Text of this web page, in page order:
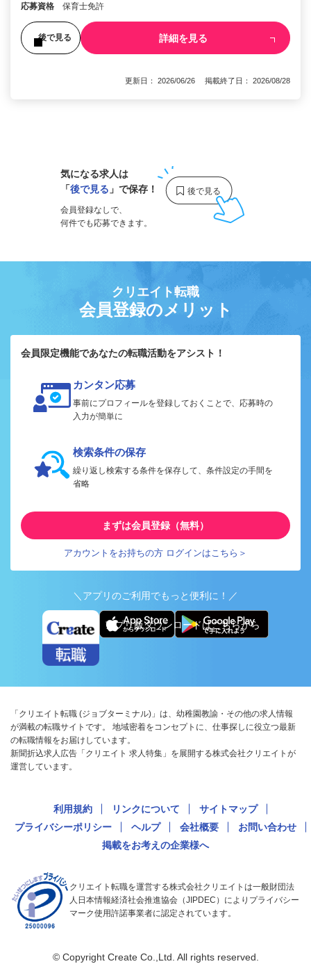
応募資格 保育士免許
後で見る 詳細を見る
更新日： 2026/06/26 掲載終了日： 2026/08/28
気になる求人は
「後で見る 」で保存！
会員登録なしで、
何件でも応募できます。
クリエイト転職
会員登録のメリット
会員限定機能であなたの転職活動をアシスト！
カンタン応募
事前にプロフィールを登録しておくことで、応募時の
入力が簡単に
検索条件の保存
繰り返し検索する条件を保存して、条件設定の手間を
省略
まずは会員登録（無料）
アカウントをお持ちの方 ログインはこちら＞
＼アプリのご利用でもっと便利に！／
アプリ版ダウンロードはこちらから
「クリエイト転職 (ジョブターミナル)」は、幼稚園教諭・その他の求人情報
が満載の転職サイトです。 地域密着をコンセプトに、仕事探しに役立つ最新
の転職情報をお届けしています。
新聞折込求人広告「クリエイト 求人特集」を展開する株式会社クリエイトが
運営しています。
利用規約 リンクについて
サイトマップ
プライバシーポリシー
ヘルプ 会社概要
お問い合わせ
掲載をお考えの企業様へ
クリエイト転職を運営する株式会社クリエイトは一般財団法
人日本情報経済社会推進協会（JIPDEC）によりプライバシー
マーク使用許諾事業者に認定されています。
© Copyright Create Co.,Ltd. All rights reserved.